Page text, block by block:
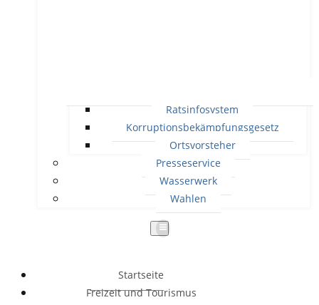
Ratsinfosystem
Korruptionsbekämpfungsgesetz
Ortsvorsteher
Presseservice
Wasserwerk
Wahlen
Startseite
Freizeit und Tourismus